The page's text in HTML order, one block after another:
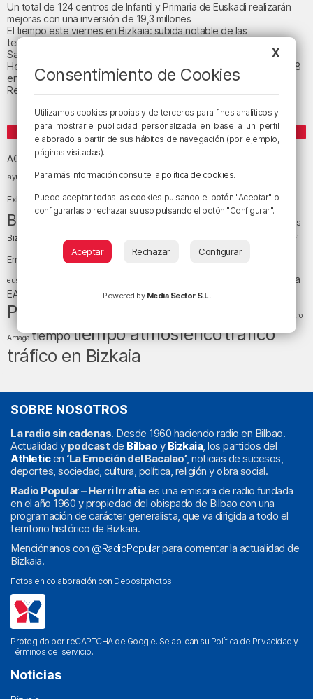
Un total de 124 centros de Infantil y Primaria de Euskadi realizarán
mejoras con una inversión de 19,3 millones
El tiempo este viernes en Bizkaia: subida notable de las
temperaturas máximas
San Juan de Gaztelugatxe cerrará el día del eclipse
Heridas dos personas en un accidente entre tres vehículos en la A8
en Muskiz
Recuperado el cuerpo sin vida de una mujer en la ría de Bilbao
ETIQUETAS
ACB Athletic Club Athletic Club de Bilbao
ayuntamiento de Bilbao baloncesto Barakaldo Basauri BEC (Bilbao
Exhibition Center) BilbaoBilbao Basket Bizkaia
Bizkaia y sus comarcas cultura
Cáritas
Bizkaia
Diócesis de Bilbao Enkarterri
Ernesto Valverde Ertzaintza Euskadi (País Vasco)
euskera fiestas fútbol Gobierno vasco juanma jubera LaLiga LaLiga
EA Sports
música noticias Osakidetza
Política Teatro
Arriaga tiempotiempo atmosféricotráfico
tráfico en Bizkaia
SOBRE NOSOTROS
La radio sin cadenas. Desde 1960 haciendo radio en Bilbao.
Actualidad y podcast de Bilbao y Bizkaia, los partidos del
Athleticen ‘La Emoción del Bacalao’, noticias de sucesos,
deportes, sociedad, cultura, política, religión y obra social.
Radio Popular – Herri Irratiaes una emisora de radio fundada
en el año 1960 y propiedad del obispado de Bilbao con una
programación de carácter generalista, que va dirigida a todo el
territorio histórico de Bizkaia.
Menciónanos con @RadioPopularpara comentar la actualidad de
Bizkaia.
Fotos en colaboración con Depositphotos
Protegido por reCAPTCHA de Google. Se aplican su Política de Privacidad y
Términos del servicio.
Noticias
X
Consentimiento de Cookies
Utilizamos cookies propias y de terceros para fines analíticos y
para mostrarle publicidad personalizada en base a un perfil
elaborado a partir de sus hábitos de navegación (por ejemplo,
páginas visitadas).
Para más información consulte la política de cookies.
Puede aceptar todas las cookies pulsando el botón "Aceptar" o
configurarlas o rechazar su uso pulsando el botón "Configurar".
Aceptar Rechazar Configurar
Powered by Media Sector S.L.